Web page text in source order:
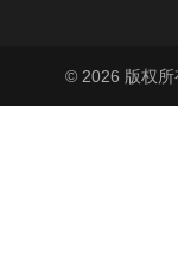
© 2026 版权